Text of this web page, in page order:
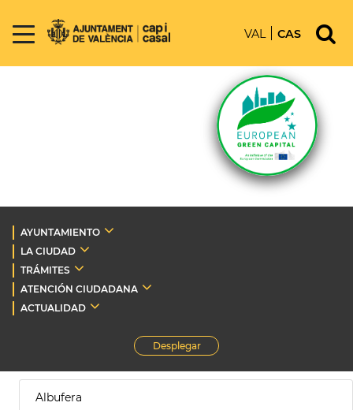
VAL CAS
AYUNTAMIENTO
LA CIUDAD
TRÁMITES
ATENCIÓN CIUDADANA
ACTUALIDAD
Desplegar
Albufera